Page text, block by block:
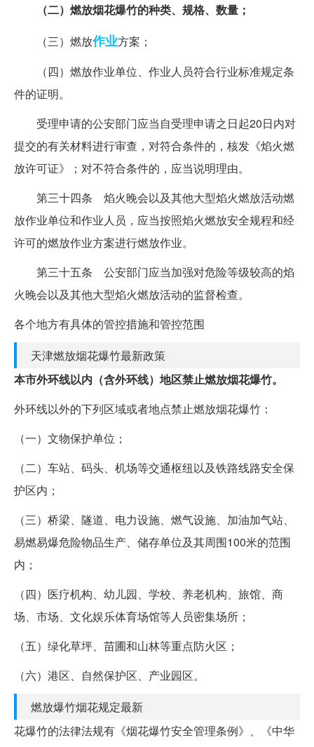
（二）燃放烟花爆竹的种类、规格、数量；
（三）燃放作业方案；
（四）燃放作业单位、作业人员符合行业标准规定条
件的证明。
受理申请的公安部门应当自受理申请之日起20日内对
提交的有关材料进行审查，对符合条件的，核发《焰火燃
放许可证》；对不符合条件的，应当说明理由。
第三十四条 焰火晚会以及其他大型焰火燃放活动燃
放作业单位和作业人员，应当按照焰火燃放安全规程和经
许可的燃放作业方案进行燃放作业。
第三十五条 公安部门应当加强对危险等级较高的焰
火晚会以及其他大型焰火燃放活动的监督检查。
各个地方有具体的管控措施和管控范围
天津燃放烟花爆竹最新政策
本市外环线以内（含外环线）地区禁止燃放烟花爆竹。
外环线以外的下列区域或者地点禁止燃放烟花爆竹：
（一）文物保护单位；
（二）车站、码头、机场等交通枢纽以及铁路线路安全保
护区内；
（三）桥梁、隧道、电力设施、燃气设施、加油加气站、
易燃易爆危险物品生产、储存单位及其周围100米的范围
内；
（四）医疗机构、幼儿园、学校、养老机构、旅馆、商
场、市场、文化娱乐体育场馆等人员密集场所；
（五）绿化草坪、苗圃和山林等重点防火区；
（六）港区、自然保护区、产业园区。
燃放爆竹烟花规定最新
花爆竹的法律法规有《烟花爆竹安全管理条例》、《中华